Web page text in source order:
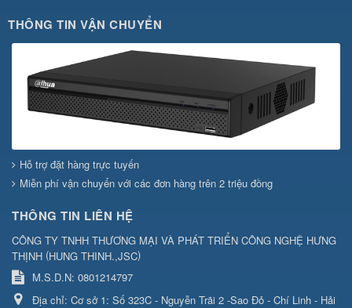
THÔNG TIN VẬN CHUYỂN
Hỗ trợ đặt hàng trực tuyến
Miễn phí vận chuyển với các đơn hàng trên 2 triệu đồng
THÔNG TIN LIÊN HỆ
CÔNG TY TNHH THƯƠNG MẠI VÀ PHÁT TRIỂN CÔNG NGHỆ HƯNG
THỊNH (HUNG THINH.,JSC)
M.S.D.N: 0801214797
Địa chỉ: Cơ sở 1: Số 323C - Nguyễn Trãi 2 -Sao Đỏ - Chí Linh - Hải